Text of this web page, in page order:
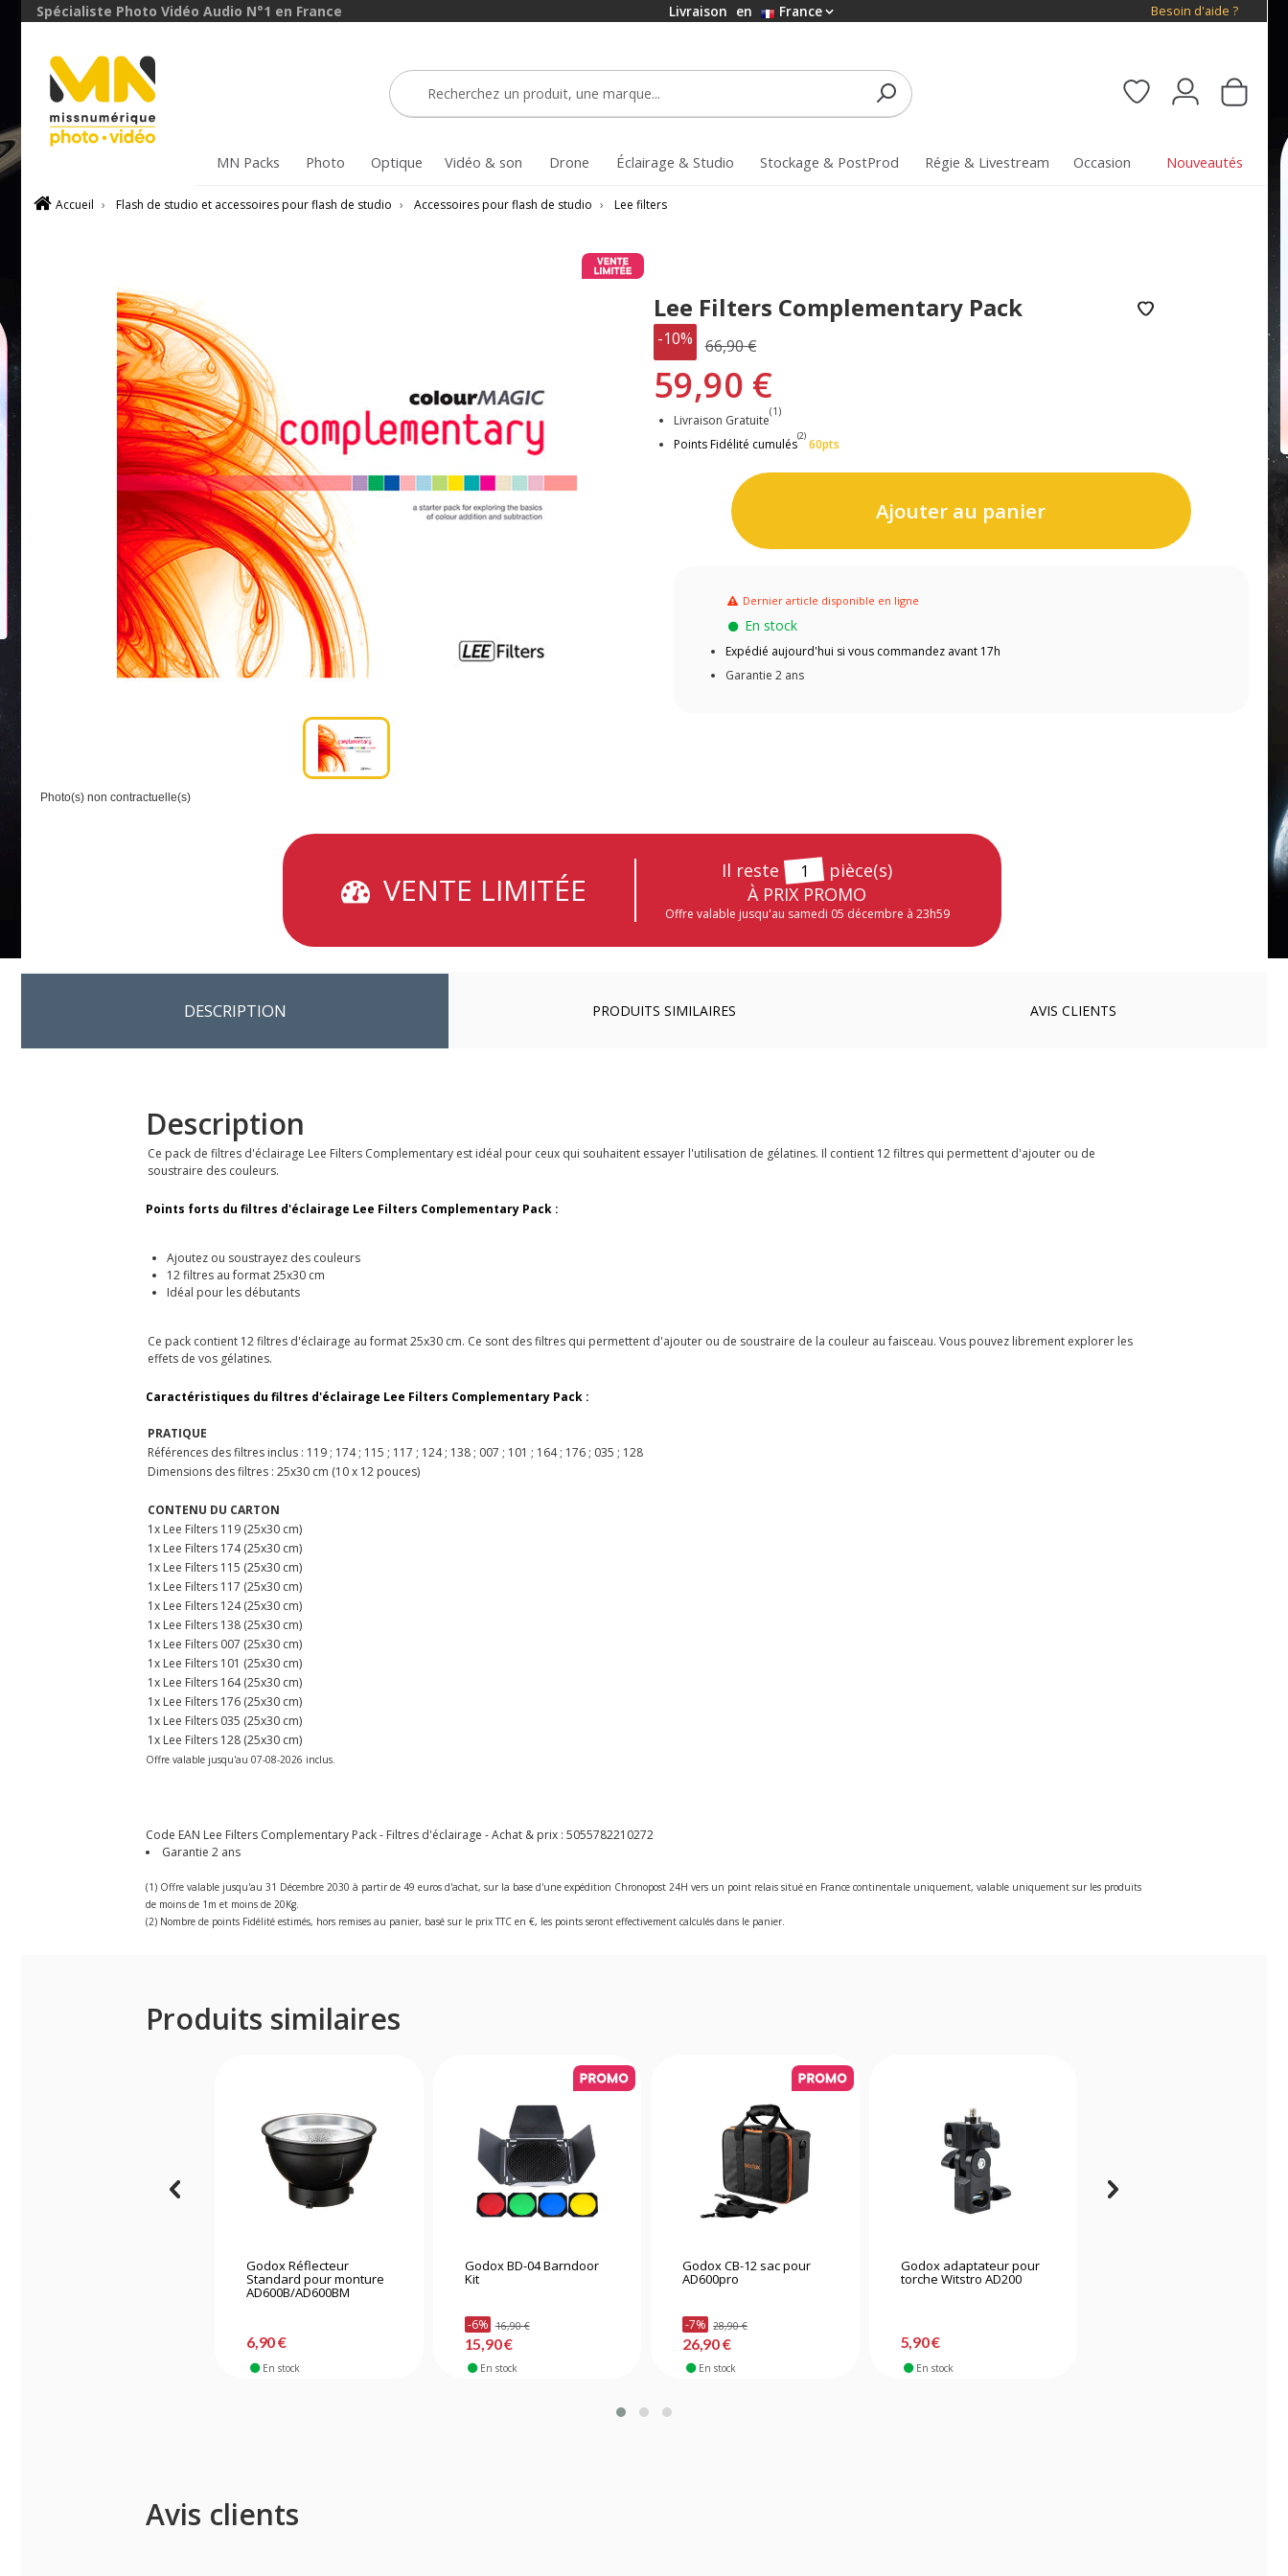
Spécialiste Photo Vidéo Audio N°1 en France Livraison en France Besoin d'aide ?
MN Packs Photo Optique Vidéo & son Drone Éclairage & Studio Stockage & PostProd Régie & Livestream Occasion Nouveautés
Accueil › Flash de studio et accessoires pour flash de studio › Accessoires pour flash de studio › Lee filters
Photo(s) non contractuelle(s)
Lee Filters Complementary Pack
-10% 66,90 €
59,90 €
Livraison Gratuite
(1)
Points Fidélité cumulés
(2)
60pts
Ajouter au panier
Dernier article disponible en ligne
En stock
Expédié aujourd'hui si vous commandez avant 17h
Garantie 2 ans
VENTE LIMITÉE
Il reste 1
pièce(s)
À PRIX PROMO
Offre valable jusqu'au samedi 05 décembre à 23h59
DESCRIPTION PRODUITS SIMILAIRES AVIS CLIENTS
Description
Ce pack de filtres d'éclairage Lee Filters Complementary est idéal pour ceux qui souhaitent essayer l'utilisation de gélatines. Il contient 12 filtres qui permettent d'ajouter ou de
soustraire des couleurs.
Points forts du filtres d'éclairage Lee Filters Complementary Pack :
Ajoutez ou soustrayez des couleurs
12 filtres au format 25x30 cm
Idéal pour les débutants
Ce pack contient 12 filtres d'éclairage au format 25x30 cm. Ce sont des filtres qui permettent d'ajouter ou de soustraire de la couleur au faisceau. Vous pouvez librement explorer les
effets de vos gélatines.
Caractéristiques du filtres d'éclairage Lee Filters Complementary Pack :
PRATIQUE
Références des filtres inclus : 119 ; 174 ; 115 ; 117 ; 124 ; 138 ; 007 ; 101 ; 164 ; 176 ; 035 ; 128
Dimensions des filtres : 25x30 cm (10 x 12 pouces)
CONTENU DU CARTON
1x Lee Filters 119 (25x30 cm)
1x Lee Filters 174 (25x30 cm)
1x Lee Filters 115 (25x30 cm)
1x Lee Filters 117 (25x30 cm)
1x Lee Filters 124 (25x30 cm)
1x Lee Filters 138 (25x30 cm)
1x Lee Filters 007 (25x30 cm)
1x Lee Filters 101 (25x30 cm)
1x Lee Filters 164 (25x30 cm)
1x Lee Filters 176 (25x30 cm)
1x Lee Filters 035 (25x30 cm)
1x Lee Filters 128 (25x30 cm)
Offre valable jusqu'au 07-08-2026 inclus.
Code EAN Lee Filters Complementary Pack - Filtres d'éclairage - Achat & prix : 5055782210272
Garantie 2 ans
(1) Offre valable jusqu'au 31 Décembre 2030 à partir de 49 euros d'achat, sur la base d'une expédition Chronopost 24H vers un point relais situé en France continentale uniquement, valable uniquement sur les produits
de moins de 1m et moins de 20Kg.
(2) Nombre de points Fidélité estimés, hors remises au panier, basé sur le prix TTC en €, les points seront effectivement calculés dans le panier.
Produits similaires
Godox Réflecteur
Standard pour monture
AD600B/AD600BM
6,90 €
En stock
Godox BD-04 Barndoor
Kit
-6% 16,90 €
15,90 €
En stock
Godox CB-12 sac pour
AD600pro
-7% 28,90 €
26,90 €
En stock
Godox adaptateur pour
torche Witstro AD200
5,90 €
En stock
Avis clients